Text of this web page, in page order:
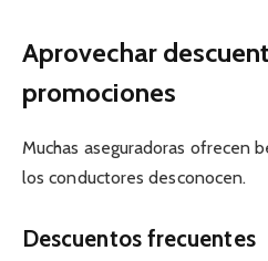
Aprovechar
promociones
Muchas aseguradoras ofrecen
los conductores desconocen.
Descuentos frecuentes